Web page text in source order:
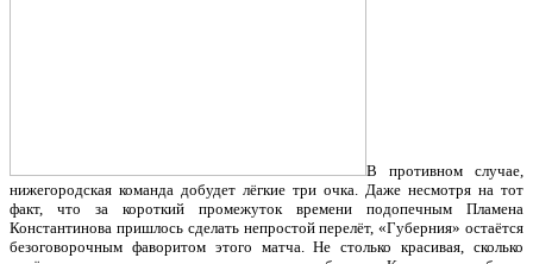
В противном случае,
нижегородская команда добудет лёгкие три очка. Даже несмотря на тот
факт, что за короткий промежуток времени подопечным Пламена
Константинова пришлось сделать непростой перелёт, «Губерния» остаётся
безоговорочным фаворитом этого матча. Не столько красивая, сколько